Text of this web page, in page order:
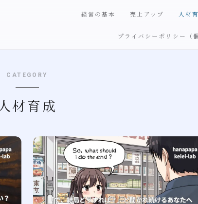
経営の基本 売上アップ 人材
プライバシーポリシー（
CATEGORY
材育成